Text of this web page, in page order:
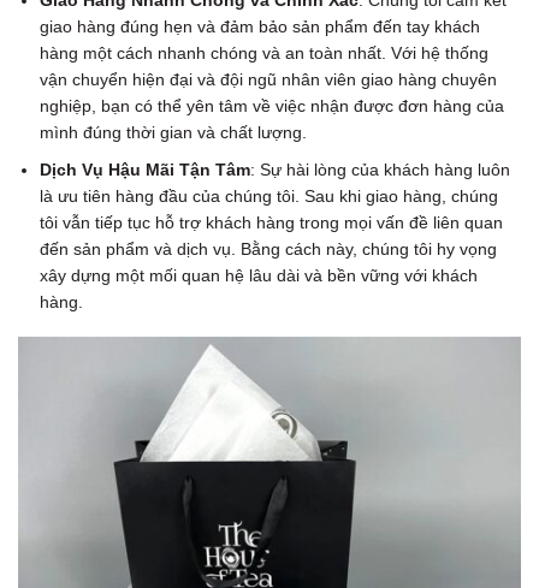
giao hàng đúng hẹn và đảm bảo sản phẩm đến tay khách
hàng một cách nhanh chóng và an toàn nhất. Với hệ thống
vận chuyển hiện đại và đội ngũ nhân viên giao hàng chuyên
nghiệp, bạn có thể yên tâm về việc nhận được đơn hàng của
mình đúng thời gian và chất lượng.
Dịch Vụ Hậu Mãi Tận Tâm: Sự hài lòng của khách hàng luôn
là ưu tiên hàng đầu của chúng tôi. Sau khi giao hàng, chúng
tôi vẫn tiếp tục hỗ trợ khách hàng trong mọi vấn đề liên quan
đến sản phẩm và dịch vụ. Bằng cách này, chúng tôi hy vọng
xây dựng một mối quan hệ lâu dài và bền vững với khách
hàng.